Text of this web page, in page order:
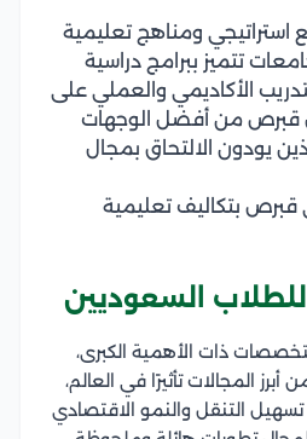
ومناهج تعليمية
تتميز ببرامج دراسية
الأكاديمي والعملي على
قبرص من أفضل الوجهات
يودون الالتحاق بمجال
قبرص بتكاليف تعليمية
للطلاب السعوديين
ذات الأهمية الكبرى،
المجالات تأثيرًا في العالم،
التنقل والنمو الاقتصادي